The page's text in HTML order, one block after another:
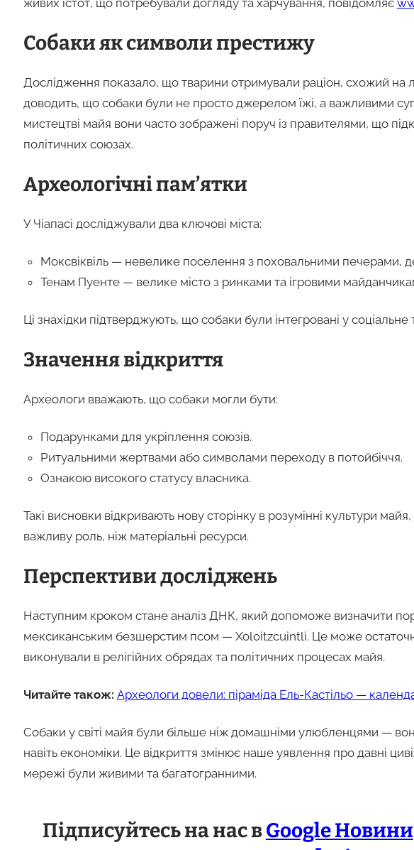
Собаки як символи престижу
Дослідження показало, що тварини отримували раціон, схожий на
доводить, що собаки були не просто джерелом їжі, а важливими
мистецтві майя вони часто зображені поруч із правителями, що
політичних союзах.
Археологічні пам’ятки
У Чіапасі досліджували два ключові міста:
Моксвіквіль — невелике поселення з поховальними печерами,
Тенам Пуенте — велике місто з ринками та ігровими
Ці знахідки підтверджують, що собаки були інтегровані у
Значення відкриття
Археологи вважають, що собаки могли бути:
Подарунками для укріплення союзів.
Ритуальними жертвами або символами переходу в потойбіччя.
Ознакою високого статусу власника.
Такі висновки відкривають нову сторінку в розумінні культури
важливу роль, ніж матеріальні ресурси.
Перспективи досліджень
Наступним кроком стане аналіз ДНК, який допоможе визначити
мексиканським безшерстим псом — Xoloitzcuintli. Це може
виконували в релігійних обрядах та політичних процесах майя.
Читайте також: Археологи довели: піраміда Ель-Кастільо —
Собаки у світі майя були більше ніж домашніми улюбленцями —
навіть економіки. Це відкриття змінює наше уявлення про давні
мережі були живими та багатогранними.
Підписуйтесь на нас вGoogle Новини